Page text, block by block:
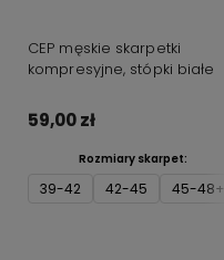
CEP męskie skarpetki
kompresyjne, stópki białe
59,00 zł
Rozmiary skarpet:
39-42 42-45 45-48+